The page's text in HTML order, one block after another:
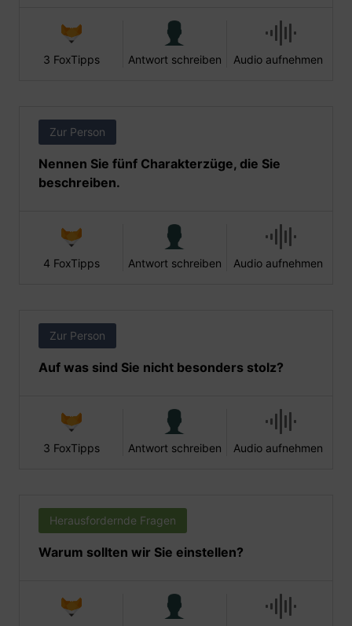
3 FoxTipps Antwort schreiben Audio aufnehmen
Zur Person
Nennen Sie fünf Charakterzüge, die Sie
beschreiben.
4 FoxTipps Antwort schreiben Audio aufnehmen
Zur Person
Auf was sind Sie nicht besonders stolz?
3 FoxTipps Antwort schreiben Audio aufnehmen
Herausfordernde Fragen
Warum sollten wir Sie einstellen?